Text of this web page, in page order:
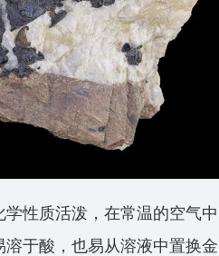
性质活泼，在常温的空气
于酸，也易从溶液中置换